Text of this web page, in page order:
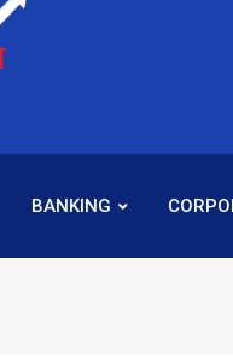
५-६ वर्षदेखि बढुवा नहुँदा
BANKING